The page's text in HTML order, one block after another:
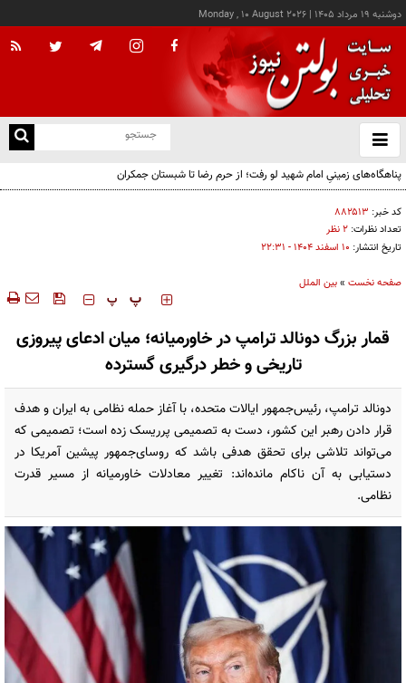
دوشنبه ۱۹ مرداد ۱۴۰۵ |
Monday , 10 August 2026
باز
و
پناهگاه‌های زمینیِ امام شهید لو رفت؛ از حرم رضا تا شبستان جمکران
کد خبر: ۸۸۲۵۱۳
تعداد نظرات: ۲ نظر
تاریخ انتشار: ۱۰ اسفند ۱۴۰۴ - ۲۲:۳۱
صفحه نخست »بین الملل
‍‍‍ پ پ
قمار بزرگ دونالد ترامپ در خاورمیانه؛ میان ادعای پیروزی
تاریخی و خطر درگیری گسترده
دونالد ترامپ، رئیس‌جمهور ایالات متحده، با آغاز حمله نظامی به ایران و هدف
قرار دادن رهبر این کشور، دست به تصمیمی پرریسک زده است؛ تصمیمی که
می‌تواند تلاشی برای تحقق هدفی باشد که روسای‌جمهور پیشین آمریکا در
دستیابی به آن ناکام مانده‌اند: تغییر معادلات خاورمیانه از مسیر قدرت
نظامی.